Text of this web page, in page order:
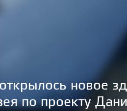
новое
по проекту